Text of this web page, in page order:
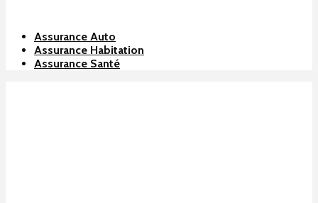
Assurance Auto
Assurance Habitation
Assurance Santé